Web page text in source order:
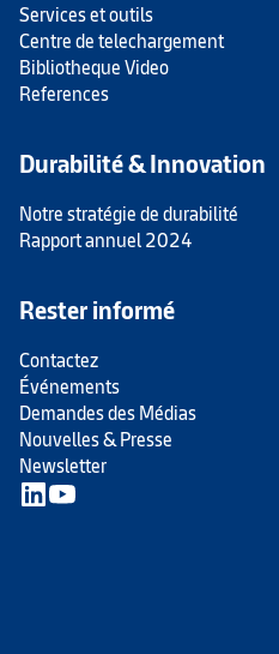
Services et outils
Centre de telechargement
Bibliotheque Video
References
Durabilité & Innovation
Notre stratégie de durabilité
Rapport annuel 2024
Rester informé
Contactez
Événements
Demandes des Médias
Nouvelles & Presse
Newsletter